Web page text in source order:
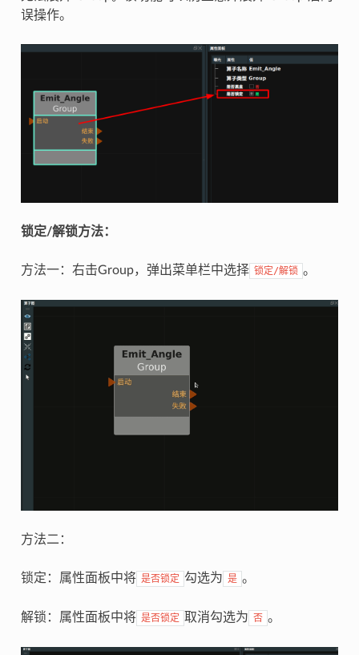
误操作。
锁定/解锁方法：
方法一：右击Group，弹出菜单栏中选择 锁定/解锁 。
方法二：
锁定：属性面板中将 是否锁定 勾选为 是 。
解锁：属性面板中将 是否锁定 取消勾选为 否 。